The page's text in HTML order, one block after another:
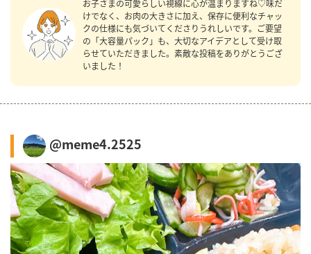
お子さまの可愛らしい視線に心が温まりますね♡味だ
けでなく、お肉の大きさに加え、保存に便利なチャッ
クの仕様にも気づいてくださりうれしいです。ご要望
の「大容量パック」も、大切なアイデアとして受け取
らせていただきました。素敵な投稿をありがとうござ
いました！
@meme4.2525